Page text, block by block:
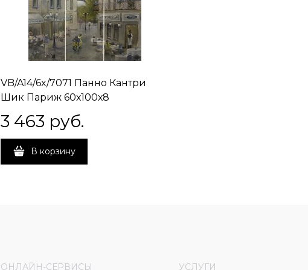
VB/A14/6x/7071 Панно Кантри
Шик Париж 60х100х8
3 463 руб.
В корзину
ОНЛАЙН-СЕРВИСЫ УСЛУГИ